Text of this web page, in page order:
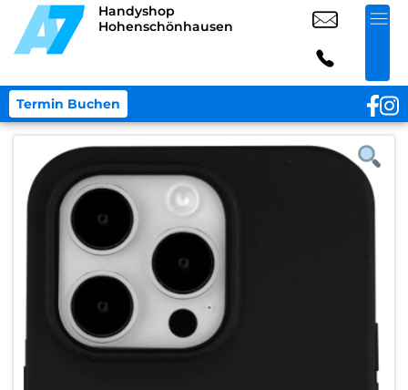
Handyshop
Hohenschönhausen
Termin Buchen